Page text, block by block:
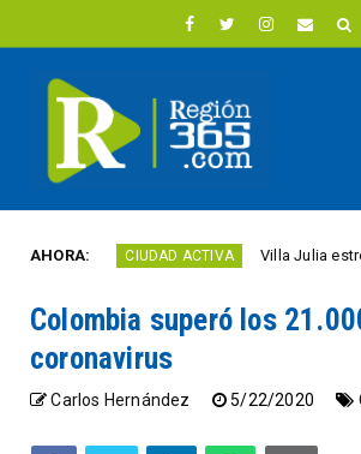
AHORA:CIUDAD ACTIVA Villa Julia estrena
Colombia superó los
coronavirus
Carlos Hernández 5/22/2020